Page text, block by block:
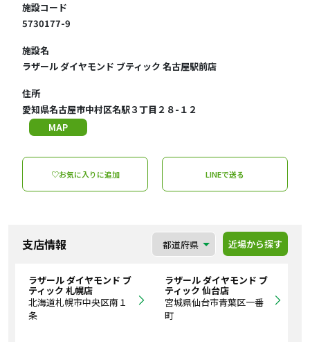
施設コード
5730177-9
施設名
ラザール ダイヤモンド ブティック 名古屋駅前店
住所
愛知県名古屋市中村区名駅３丁目２８-１２
MAP
♡お気に入りに追加 LINEで送る
支店情報 近場から探す
ラザール ダイヤモンド ブ
ティック 札幌店
北海道札幌市中央区南１
条
ラザール ダイヤモンド ブ
ティック 仙台店
宮城県仙台市青葉区一番
町